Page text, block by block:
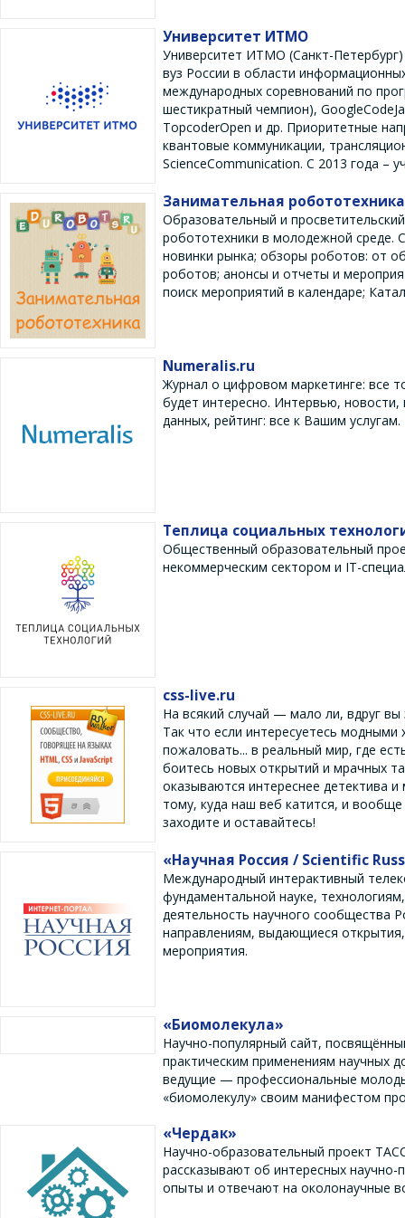
Университет ИТМО
Университет ИТМО (Санкт-
вуз России в области
международных соревнований по
шестикратный чемпион),
TopcoderOpen и др. Приоритетные
квантовые коммуникации,
ScienceCommunication. С 2013 года –
Занимательная робототехника
Образовательный и
робототехники в молодежной среде.
новинки рынка; обзоры роботов: от
роботов; анонсы и отчеты и
поиск мероприятий в календаре;
Numeralis.ru
Журнал о цифровом маркетинге: все
будет интересно. Интервью,
данных, рейтинг: все к Вашим услугам.
Теплица социальных
Общественный образовательный
некоммерческим сектором и IT-
css-live.ru
На всякий случай — мало ли, вдруг
Так что если интересуетесь
пожаловать... в реальный мир, где
боитесь новых открытий и мрачных
оказываются интереснее детектива
тому, куда наш веб катится, и
заходите и оставайтесь!
«Научная Россия / Scientific
Международный интерактивный
фундаментальной науке,
деятельность научного сообщества
направлениям, выдающиеся
мероприятия.
«Биомолекула»
Научно-популярный сайт,
практическим применениям научных
ведущие — профессиональные
«биомолекулу» своим манифестом
«Чердак»
Научно-образовательный проект
рассказывают об интересных научно-
опыты и отвечают на околонаучные